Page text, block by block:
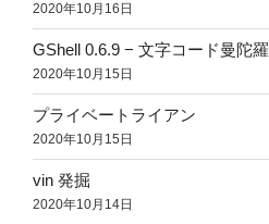
2020年10月16日
GShell 0.6.9 − 文字コード曼陀羅
2020年10月15日
プライベートライアン
2020年10月15日
vin 発掘
2020年10月14日